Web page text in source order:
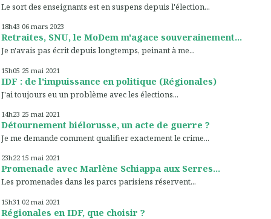
Le sort des enseignants est en suspens depuis l'élection...
18h43 06 mars 2023
Retraites, SNU, le MoDem m'agace souverainement...
Je n'avais pas écrit depuis longtemps, peinant à me...
15h05 25 mai 2021
IDF : de l'impuissance en politique (Régionales)
J'ai toujours eu un problème avec les élections...
14h23 25 mai 2021
Détournement biélorusse, un acte de guerre ?
Je me demande comment qualifier exactement le crime...
23h22 15 mai 2021
Promenade avec Marlène Schiappa aux Serres...
Les promenades dans les parcs parisiens réservent...
15h31 02 mai 2021
Régionales en IDF, que choisir ?